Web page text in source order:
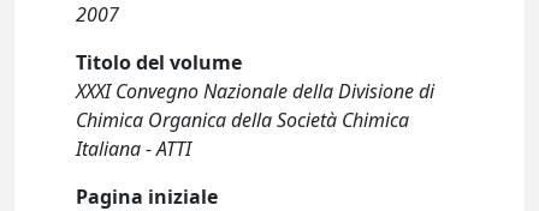
2007
Titolo del volume
XXXI Convegno Nazionale della Divisione di
Chimica Organica della Società Chimica
Italiana - ATTI
Pagina iniziale